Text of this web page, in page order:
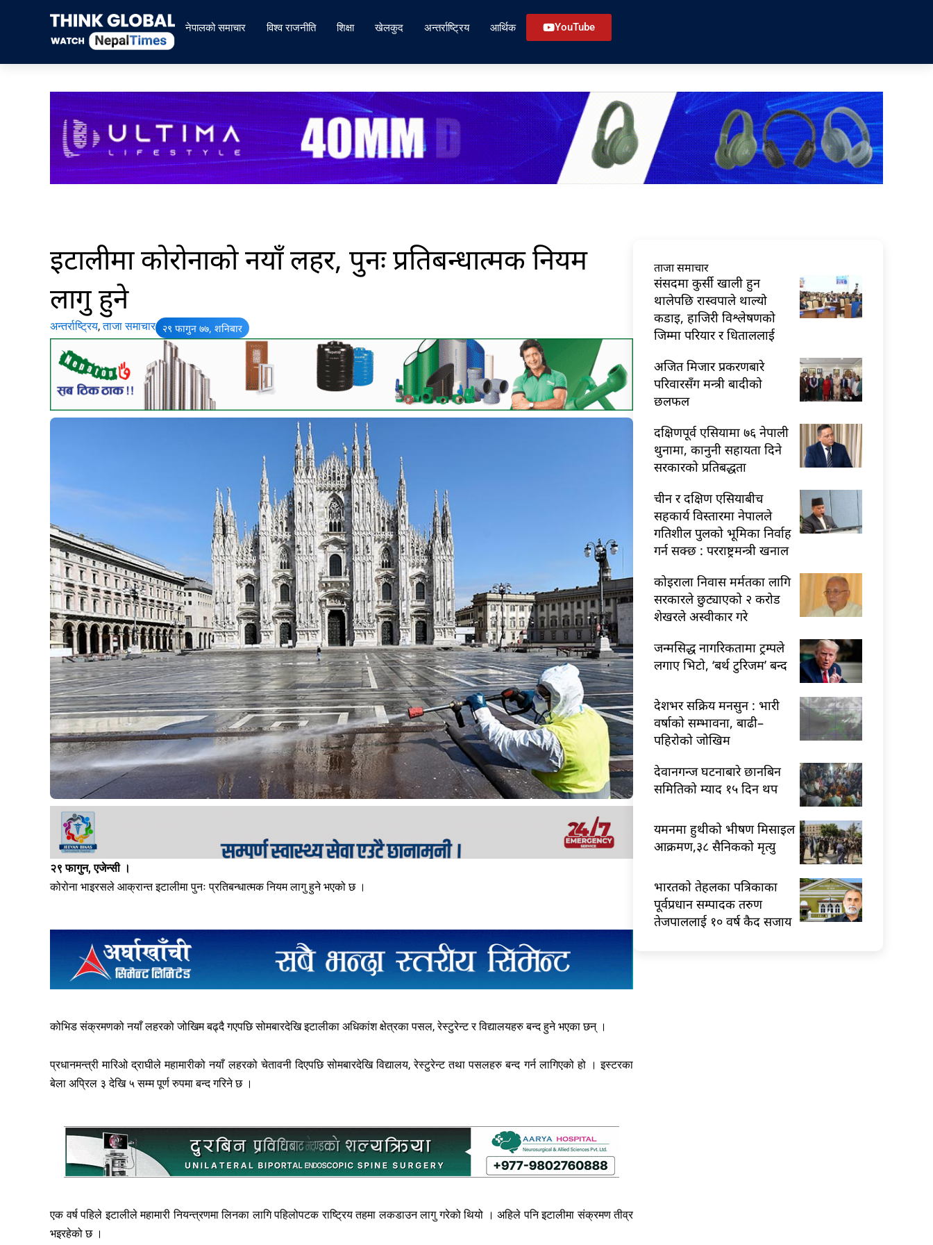
नेपालको समाचार विश्व राजनीति शिक्षा खेलकुद अन्तर्राष्ट्रिय आर्थिक YouTube
इटालीमा कोरोनाको नयाँ लहर, पुनः प्रतिबन्धात्मक नियम
लागु हुने
अन्तर्राष्ट्रिय,ताजा समाचार २९ फागुन ७७, शनिबार
२९ फागुन, एजेन्सी ।
कोरोना भाइरसले आक्रान्त इटालीमा पुनः प्रतिबन्धात्मक नियम लागु हुने भएको छ ।
कोभिड संक्रमणको नयाँ लहरको जोखिम बढ्दै गएपछि सोमबारदेखि इटालीका अधिकांश क्षेत्रका पसल, रेस्टुरेन्ट र विद्यालयहरु बन्द हुने भएका छन् ।
प्रधानमन्त्री मारिओ द्राघीले महामारीको नयाँ लहरको चेतावनी दिएपछि सोमबारदेखि विद्यालय, रेस्टुरेन्ट तथा पसलहरु बन्द गर्न लागिएको हो । इस्टरका
बेला अप्रिल ३ देखि ५ सम्म पूर्ण रुपमा बन्द गरिने छ ।
एक वर्ष पहिले इटालीले महामारी नियन्त्रणमा लिनका लागि पहिलोपटक राष्ट्रिय तहमा लकडाउन लागु गरेको थियो । अहिले पनि इटालीमा संक्रमण तीव्र
भइरहेको छ ।
ताजा समाचार
संसदमा कुर्सी खाली हुन
थालेपछि रास्वपाले थाल्यो
कडाइ, हाजिरी विश्लेषणको
जिम्मा परियार र धिताललाई
अजित मिजार प्रकरणबारे
परिवारसँग मन्त्री बादीको
छलफल
दक्षिणपूर्व एसियामा ७६ नेपाली
थुनामा, कानुनी सहायता दिने
सरकारको प्रतिबद्धता
चीन र दक्षिण एसियाबीच
सहकार्य विस्तारमा नेपालले
गतिशील पुलको भूमिका निर्वाह
गर्न सक्छ : परराष्ट्रमन्त्री खनाल
कोइराला निवास मर्मतका लागि
सरकारले छुट्याएको २ करोड
शेखरले अस्वीकार गरे
जन्मसिद्ध नागरिकतामा ट्रम्पले
लगाए भिटो, ‘बर्थ टुरिजम’ बन्द
देशभर सक्रिय मनसुन : भारी
वर्षाको सम्भावना, बाढी–
पहिरोको जोखिम
देवानगन्ज घटनाबारे छानबिन
समितिको म्याद १५ दिन थप
यमनमा हुथीको भीषण मिसाइल
आक्रमण,३८ सैनिकको मृत्यु
भारतकाे तेहलका पत्रिकाका
पूर्वप्रधान सम्पादक तरुण
तेजपाललाई १० वर्ष कैद सजाय